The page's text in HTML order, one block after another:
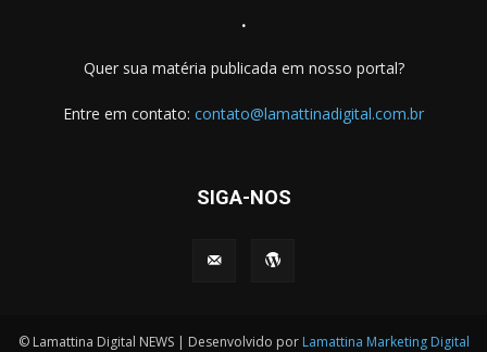
.
Quer sua matéria publicada em nosso portal?
Entre em contato: contato@lamattinadigital.com.br
SIGA-NOS
© Lamattina Digital NEWS | Desenvolvido por Lamattina Marketing Digital